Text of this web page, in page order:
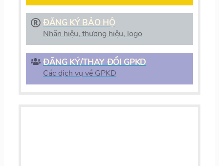
ĐĂNG KÝ BẢO HỘ
Nhãn hiệu, thương hiệu, logo
ĐĂNG KÝ/THAY ĐỔI GPKD
Các dịch vụ về GPKD